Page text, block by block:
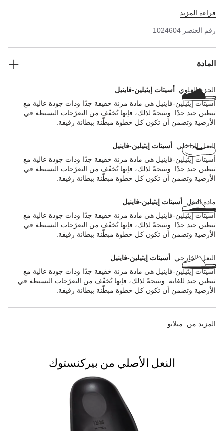
وعديمة الرائحة وقد تم اختبارها للتأكد من خلوها من المواد الضارة، فضلاً
الخيار المثالي لانتعاله على الشاطئ أو للزراعة أو في مناطق المنتجعات
قراءة المزيد
رقم العنصر 1024604
المادة
الجزء العلوي: أسيتات إيثيلين-فاينيل
أسيتات إيثيلين-فاينيل هي مادة مرنة خفيفة جدًا وذات جودة عالية مع
تبطين جيد جدًا. ونتيجةً لذلك، فإنها تُخفّف من التعرّجات البسيطة في
الأرضية وتضمن أن تكون كل خطوة مبطّنة ببطانة رقيقة.
النعل الداخلي: أسيتات إيثيلين-فاينيل
أسيتات إيثيلين-فاينيل هي مادة مرنة خفيفة جدًا وذات جودة عالية مع
تبطين جيد جدًا. ونتيجةً لذلك، فإنها تُخفّف من التعرّجات البسيطة في
الأرضية وتضمن أن تكون كل خطوة مبطّنة ببطانة رقيقة.
مادة النعل: أسيتات إيثيلين-فاينيل
أسيتات إيثيلين-فاينيل هي مادة مرنة خفيفة جدًا وذات جودة عالية مع
تبطين جيد جدًا. ونتيجةً لذلك، فإنها تُخفّف من التعرّجات البسيطة في
الأرضية وتضمن أن تكون كل خطوة مبطّنة ببطانة رقيقة.
النعل الخارجي: أسيتات إيثيلين-فاينيل
أسيتات إيثيلين-فاينيل هي مادة مرنة خفيفة جدًا وذات جودة عالية مع
تبطين جيد للغاية. ونتيجةً لذلك، فإنها تُخفّف من التعرّجات البسيطة في
الأرضية وتضمن أن تكون كل خطوة مبطّنة ببطانة رقيقة.
المزيد من: ميلانو
النعل الأصلي من بيركنستوك